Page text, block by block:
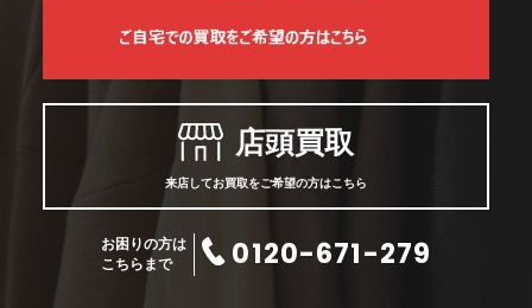
店頭買取
来店してお買取をご希望の方はこちら
お困りの方は
こちらまで
0120-671-279